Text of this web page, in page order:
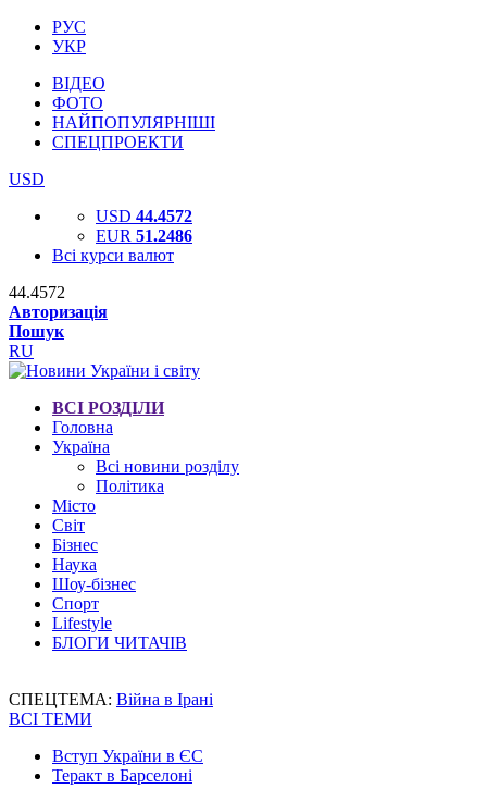
РУС
УКР
ВІДЕО
ФОТО
НАЙПОПУЛЯРНІШІ
СПЕЦПРОЕКТИ
USD
USD 44.4572
EUR 51.2486
Всі курси валют
44.4572
Авторизація
Пошук
RU
ВСІ РОЗДІЛИ
Головна
Україна
Всі новини розділу
Політика
Місто
Світ
Бізнес
Наука
Шоу-бізнес
Спорт
Lifestyle
БЛОГИ ЧИТАЧІВ
СПЕЦТЕМА: Війна в Ірані
ВСІ ТЕМИ
Вступ України в ЄС
Теракт в Барселоні